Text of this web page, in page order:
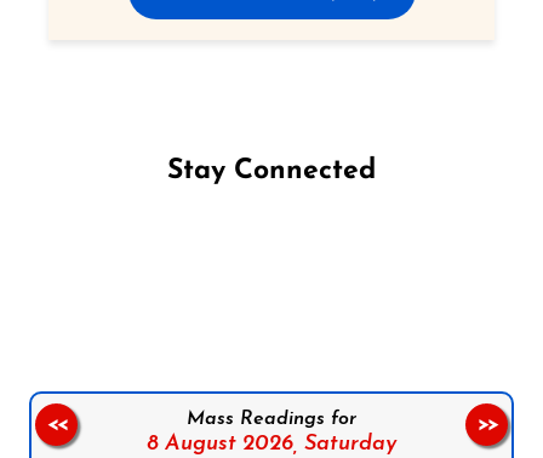
Stay Connected
Mass Readings for
8 August 2026, Saturday
<< >>